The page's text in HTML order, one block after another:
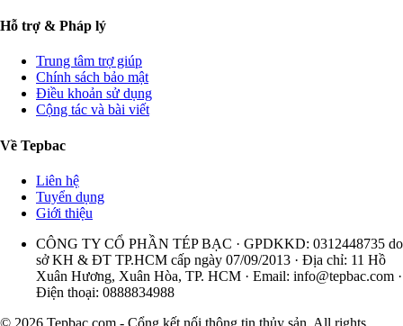
Hỗ trợ & Pháp lý
Trung tâm trợ giúp
Chính sách bảo mật
Điều khoản sử dụng
Cộng tác và bài viết
Về Tepbac
Liên hệ
Tuyển dụng
Giới thiệu
CÔNG TY CỔ PHẦN TÉP BẠC · GPDKKD: 0312448735 do
sở KH & ĐT TP.HCM cấp ngày 07/09/2013 · Địa chỉ: 11 Hồ
Xuân Hương, Xuân Hòa, TP. HCM · Email: info@tepbac.com ·
Điện thoại: 0888834988
© 2026 Tepbac.com - Cổng kết nối thông tin thủy sản. All rights